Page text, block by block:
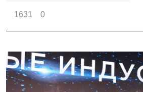
1631 0